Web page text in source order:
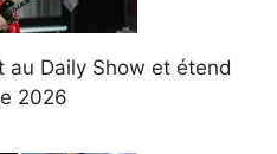
au Daily Show et étend
2026